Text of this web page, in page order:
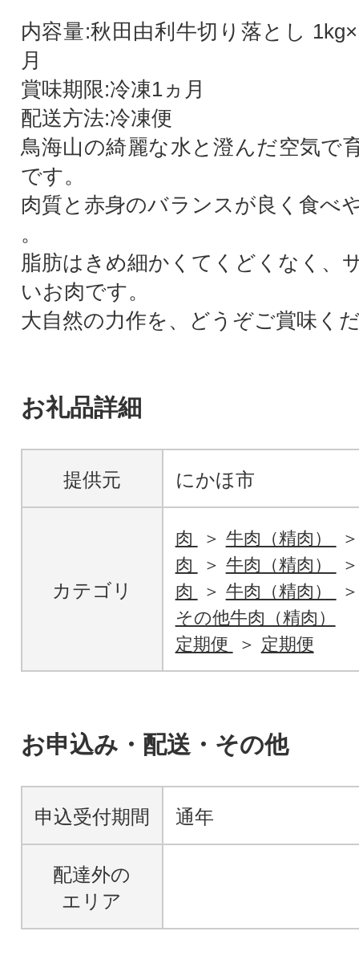
内容量:秋田由利牛切り落とし
月
賞味期限:冷凍1ヵ月
配送方法:冷凍便
鳥海山の綺麗な水と澄んだ空気で
です。
肉質と赤身のバランスが良く食べ
。
脂肪はきめ細かくてくどくなく、
いお肉です。
大自然の力作を、どうぞご賞味く
お礼品詳細
提供元 にかほ市
カテゴリ
肉
牛肉（精肉）
肉
牛肉（精肉）
肉
牛肉（精肉）
その他牛肉（精肉）
定期便
定期便
お申込み・配送・その他
申込受付期間 通年
配達外の
エリア